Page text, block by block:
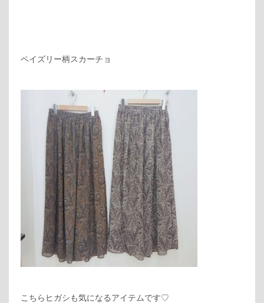
ペイズリー柄スカーチョ
こちらヒガシも気になるアイテムです♡